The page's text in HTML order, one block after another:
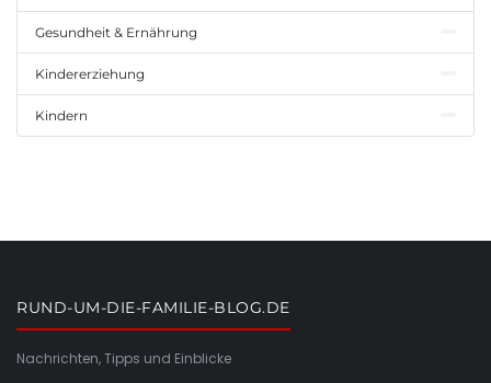
Gesundheit & Ernährung
Kindererziehung
Kindern
RUND-UM-DIE-FAMILIE-BLOG.DE
Nachrichten, Tipps und Einblicke